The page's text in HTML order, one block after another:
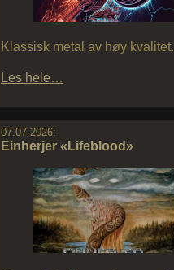
Klassisk metal av høy kvalitet.
Les hele…
07.07.2026:
Einherjer «Lifeblood»